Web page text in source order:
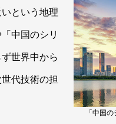
「中国
という地理
中国のシリ
世界中から
代技術の担